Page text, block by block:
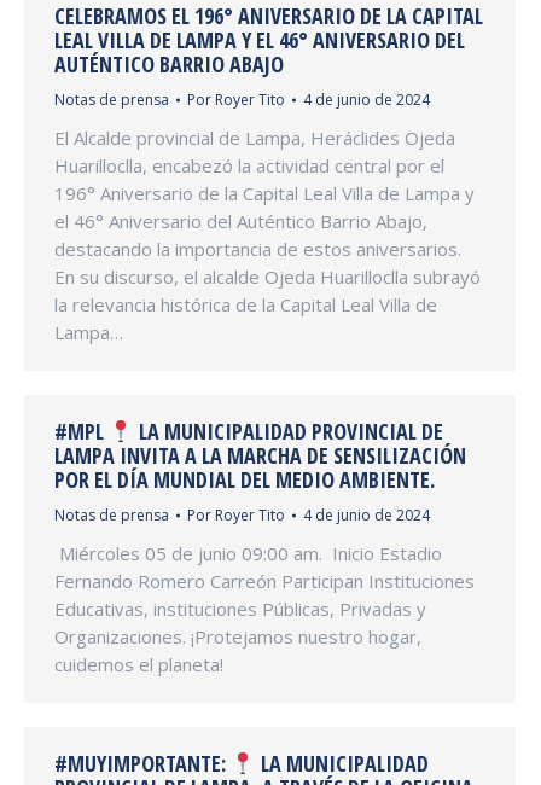
CELEBRAMOS EL 196° ANIVERSARIO DE LA CAPITAL
LEAL VILLA DE LAMPA Y EL 46° ANIVERSARIO DEL
AUTÉNTICO BARRIO ABAJO
Notas de prensa Por Royer Tito 4 de junio de 2024
El Alcalde provincial de Lampa, Heráclides Ojeda
Huarilloclla, encabezó la actividad central por el
196° Aniversario de la Capital Leal Villa de Lampa y
el 46° Aniversario del Auténtico Barrio Abajo,
destacando la importancia de estos aniversarios.
En su discurso, el alcalde Ojeda Huarilloclla subrayó
la relevancia histórica de la Capital Leal Villa de
Lampa…
#MPL
LA MUNICIPALIDAD PROVINCIAL DE
LAMPA INVITA A LA MARCHA DE SENSILIZACIÓN
POR EL DÍA MUNDIAL DEL MEDIO AMBIENTE.
Notas de prensa Por Royer Tito 4 de junio de 2024
️ Miércoles 05 de junio 09:00 am. ️ Inicio Estadio
Fernando Romero Carreón Participan Instituciones
Educativas, instituciones Públicas, Privadas y
Organizaciones. ¡Protejamos nuestro hogar,
cuidemos el planeta!
#MUYIMPORTANTE:
LA MUNICIPALIDAD